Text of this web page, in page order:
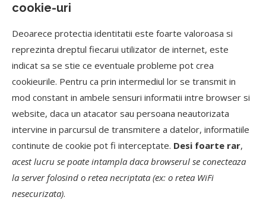
cookie-uri
Deoarece protectia identitatii este foarte valoroasa si
reprezinta dreptul fiecarui utilizator de internet, este
indicat sa se stie ce eventuale probleme pot crea
cookieurile. Pentru ca prin intermediul lor se transmit in
mod constant in ambele sensuri informatii intre browser si
website, daca un atacator sau persoana neautorizata
intervine in parcursul de transmitere a datelor, informatiile
continute de cookie pot fi interceptate. Desi foarte rar,
acest lucru se poate intampla daca browserul se conecteaza
la server folosind o retea necriptata (ex: o retea WiFi
nesecurizata).